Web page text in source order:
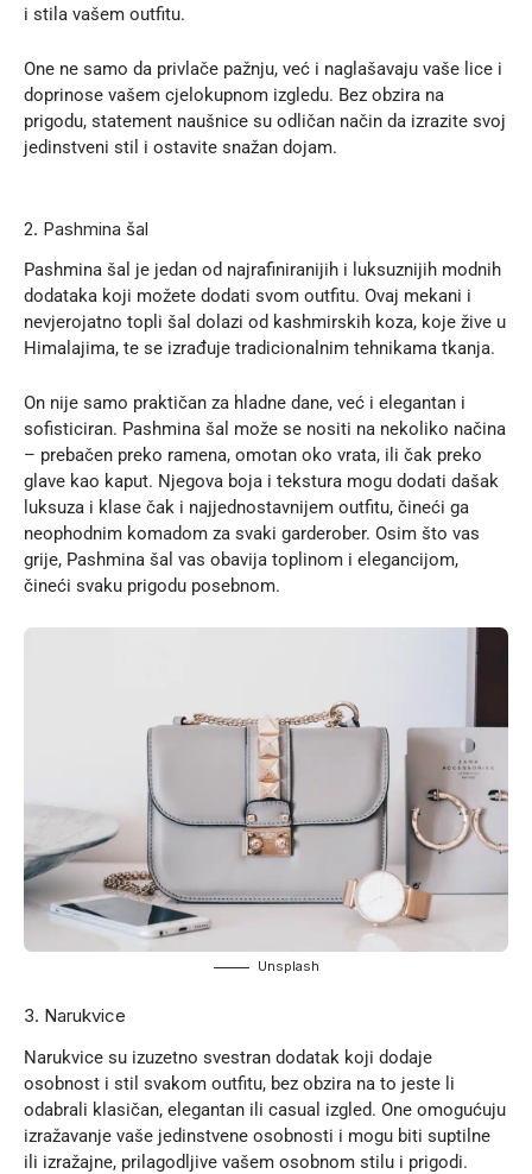
i stila vašem outfitu.
One ne samo da privlače pažnju, već i naglašavaju vaše lice i
doprinose vašem cjelokupnom izgledu. Bez obzira na
prigodu, statement naušnice su odličan način da izrazite svoj
jedinstveni stil i ostavite snažan dojam.
2. Pashmina šal
Pashmina šal je jedan od najrafiniranijih i luksuznijih modnih
dodataka koji možete dodati svom outfitu. Ovaj mekani i
nevjerojatno topli šal dolazi od kashmirskih koza, koje žive u
Himalajima, te se izrađuje tradicionalnim tehnikama tkanja.
On nije samo praktičan za hladne dane, već i elegantan i
sofisticiran. Pashmina šal može se nositi na nekoliko načina
– prebačen preko ramena, omotan oko vrata, ili čak preko
glave kao kaput. Njegova boja i tekstura mogu dodati dašak
luksuza i klase čak i najjednostavnijem outfitu, čineći ga
neophodnim komadom za svaki garderober. Osim što vas
grije, Pashmina šal vas obavija toplinom i elegancijom,
čineći svaku prigodu posebnom.
Unsplash
3. Narukvice
Narukvice su izuzetno svestran dodatak koji dodaje
osobnost i stil svakom outfitu, bez obzira na to jeste li
odabrali klasičan, elegantan ili casual izgled. One omogućuju
izražavanje vaše jedinstvene osobnosti i mogu biti suptilne
ili izražajne, prilagodljive vašem osobnom stilu i prigodi.